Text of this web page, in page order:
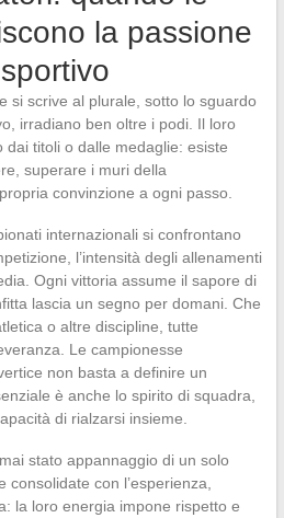
la passione
si scrive al plurale, sotto lo sguardo
irradiano ben oltre i podi. Il loro
titoli o dalle medaglie: esiste
superare i muri della
convinzione a ogni passo.
internazionali si confrontano
l’intensità degli allenamenti
Ogni vittoria assume il sapore di
lascia un segno per domani. Che
o altre discipline, tutte
Le campionesse
non basta a definire un
è anche lo spirito di squadra,
di rialzarsi insieme.
stato appannaggio di un solo
con l’esperienza,
la loro energia impone rispetto e